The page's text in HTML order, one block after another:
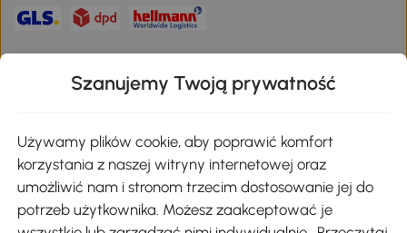
Pobierz aplikację Aosom
Google Play
Szanujemy Twoją prywatność
Używamy plików cookie, aby poprawić komfort
korzystania z naszej witryny internetowej oraz
umożliwić nam i stronom trzecim dostosowanie jej do
potrzeb użytkownika. Możesz zaakceptować je